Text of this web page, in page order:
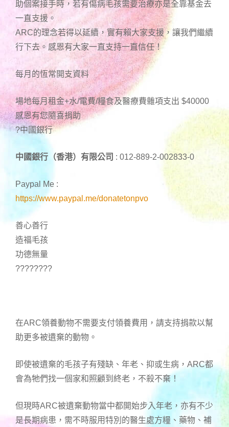
助個案接手時，若有傷病毛孩需要治療亦是全靠基金去
一直支援。
ARC的理念若得以延續，實有賴大家支援，讓我們繼續
行下去。感恩有大家一直支持一直信任！
每月的恆常開支資料
場地每月租金+水/電費/糧食及醫療費雜項支出 $40000
感恩有您隨喜捐助
?中國銀行
中國銀行（香港）有限公司 : 012-889-2-002833-0
Paypal Me :
https://www.paypal.me/donatetonpvo
善心善行
造福毛孩
功德無量
????????
在ARC領養動物不需要支付領養費用，請支持捐款以幫
助更多被遺棄的動物。
即使被遺棄的毛孩子有殘缺、年老、抑或生病，ARC都
會為牠們找一個家和照顧到終老，不殺不棄！
但現時ARC被遺棄動物當中都開始步入年老，亦有不少
是長期病患，需不時服用特別的醫生處方糧、藥物、補